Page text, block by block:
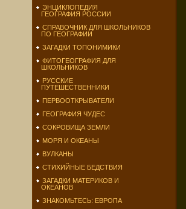
ЭНЦИКЛОПЕДИЯ
ГЕОГРАФИЯ РОССИИ
СПРАВОЧНИК ДЛЯ ШКОЛЬНИКОВ
ПО ГЕОГРАФИИ
ЗАГАДКИ ТОПОНИМИКИ
ФИТОГЕОГРАФИЯ ДЛЯ
ШКОЛЬНИКОВ
РУССКИЕ
ПУТЕШЕСТВЕННИКИ
ПЕРВООТКРЫВАТЕЛИ
ГЕОГРАФИЯ ЧУДЕС
СОКРОВИЩА ЗЕМЛИ
МОРЯ И ОКЕАНЫ
ВУЛКАНЫ
СТИХИЙНЫЕ БЕДСТВИЯ
ЗАГАДКИ МАТЕРИКОВ И
ОКЕАНОВ
ЗНАКОМЬТЕСЬ: ЕВРОПА